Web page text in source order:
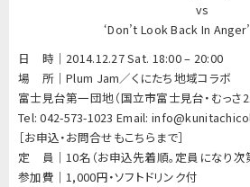
vs
‘Don’t Look Back In
日 時｜2014.12.27 Sat. 18:00 – 20:00
場 所｜Plum Jam／くにたち地域コラボ
富士見台第一団地（国立市富士見台・むっさ
Tel: 042-573-1023 Email:
［お申込・お問合せもこちらまで］
定 員｜10名（お申込先着順。定員になり次
参加費｜1,000円・ソフトドリンク付